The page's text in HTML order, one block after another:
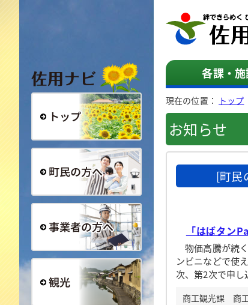
総合トップ
事業者の方へ
各課・
現在の位置： トップ
お知らせ
[町民
「はばタン
物価高騰が続
ンビニなどで使
次、第2次で申し
商工観光課 商